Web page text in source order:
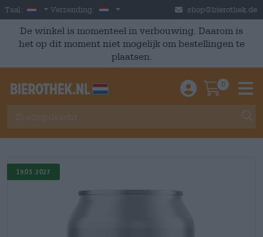
Skip to main content
Taal: Dutch
Verzending: Nederland shop@bierothek.de
De winkel is momenteel in verbouwing. Daarom is
het op dit moment niet mogelijk om bestellingen te
plaatsen.
Einloggen /
0
19.03.2027